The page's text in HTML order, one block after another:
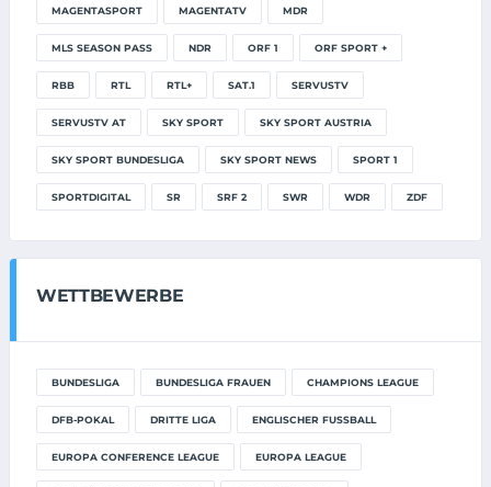
MAGENTASPORT MAGENTATV MDR
MLS SEASON PASS NDR ORF 1 ORF SPORT +
RBB RTL RTL+ SAT.1 SERVUSTV
SERVUSTV AT SKY SPORT SKY SPORT AUSTRIA
SKY SPORT BUNDESLIGA SKY SPORT NEWS SPORT 1
SPORTDIGITAL SR SRF 2 SWR WDR ZDF
WETTBEWERBE
BUNDESLIGA BUNDESLIGA FRAUEN CHAMPIONS LEAGUE
DFB-POKAL DRITTE LIGA ENGLISCHER FUSSBALL
EUROPA CONFERENCE LEAGUE EUROPA LEAGUE